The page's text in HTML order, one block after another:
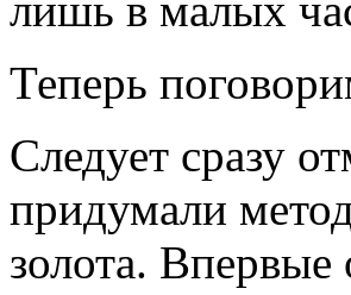
Теперь
Следует сразу
придумали
золота.